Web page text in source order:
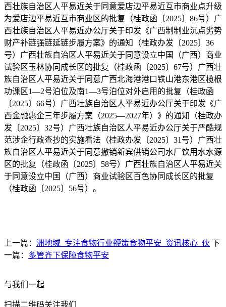
西壮族自治区人平易近关于同意爱店边平易近互市商业点升级
为爱店边平易近互市商业区的批复（桂政函〔2025〕86号）广
西壮族自治区人平易近办公厅关于印发《广西制制业沉点劣势
财产补链强链延链步履方案》的通知（桂政办发〔2025〕36
号）广西壮族自治区人平易近关于同意设立中国（广西）商业
试验区玉林协同成长区的批复（桂政函〔2025〕67号）广西壮
族自治区人平易近关于同意广西北海港港口铁山港东港区榄根
功课区1—2号泊位及南1—3号泊位对外启用的批复（桂政函
〔2025〕66号）广西壮族自治区人平易近办公厅关于印发《广
西金融惠企三年步履方案（2025—2027年）》的通知（桂政办
发〔2025〕32号）广西壮族自治区人平易近办公厅关于严酷规
范涉企行政查抄的实施看法（桂政办发〔2025〕31号）广西壮
族自治区人平易近关于同意撤销新宾供销公司水厂饮用水水源
区的批复（桂政函〔2025〕58号）广西壮族自治区人平易近关
于同意设立中国（广西）商业试验区百色协同成长区的批复
（桂政函〔2025〕56号）。
上一篇： 洲地域_专注食物行业鞭策食物平安_资讯核心_伙 下
一篇： 多管齐下保障食物平安
与我们一起
扫描二维码关注我们